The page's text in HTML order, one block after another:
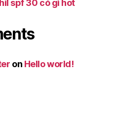
spf 30 có gì hot
on Hello world!